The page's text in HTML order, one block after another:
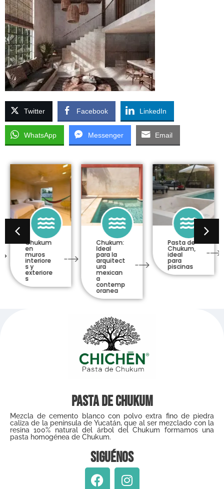
Twitter Facebook LinkedIn
WhatsApp Messenger Email
Chukum
en
muros
interiore
s y
exteriore
s
Chukum:
Ideal
para la
arquitect
ura
mexican
a
contemp
oranea
Pasta de
Chukum,
ideal
para
piscinas
Pasta de Chukum
Mezcla de cemento blanco con polvo extra fino de piedra
caliza de la península de Yucatán, que al ser mezclado con la
resina 100% natural del árbol del Chukum formamos una
pasta homogénea de Chukum.
Siguénos